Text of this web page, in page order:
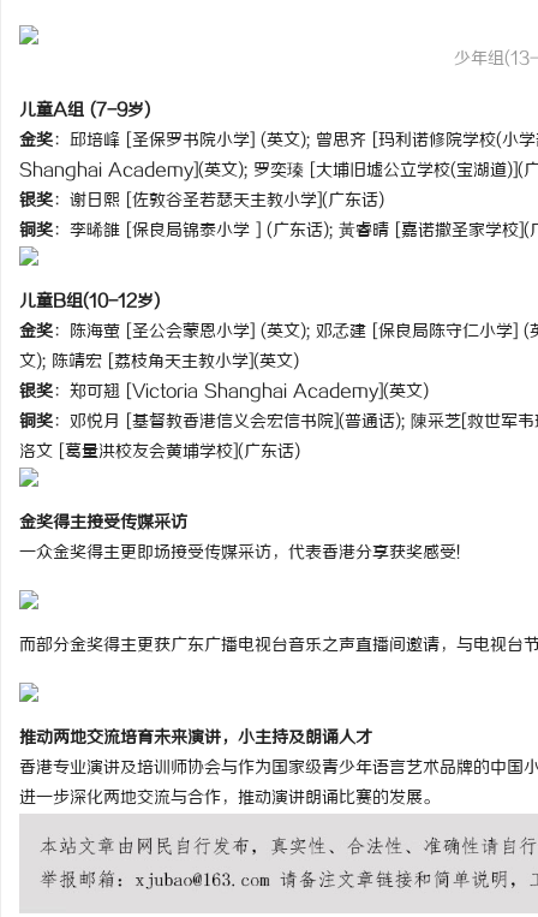
少年组
儿童A组 (7-9岁)
金奖：邱培峰 [圣保罗书院小学] (英文); 曾思齐 [玛利诺修院学校(
Shanghai Academy](英文); 罗奕瑧 [大埔旧墟公立学校(宝湖道)](
银奖：谢日熙 [佐敦谷圣若瑟天主教小学](广东话)
铜奖：李晞雒 [保良局锦泰小学 ] (广东话); 黃睿晴 [嘉诺撒圣家学校](
儿童B组(10-12岁)
金奖：陈海萤 [圣公会蒙恩小学] (英文); 邓孞建 [保良局陈守仁小学]
文); 陈靖宏 [荔枝角天主教小学](英文)
银奖：郑可翘 [Victoria Shanghai Academy](英文)
铜奖：邓悦月 [基督教香港信义会宏信书院](普通话); 陳采芝[救世军
洛文 [葛量洪校友会黄埔学校](广东话)
金奖得主接受传媒采访
一众金奖得主更即场接受传媒采访，代表香港分享获奖感受!
而部分金奖得主更获广东广播电视台音乐之声直播间邀请，与电视台
推动两地交流培育未来演讲，小主持及朗诵人才
香港专业演讲及培训师协会与作为国家级青少年语言艺术品牌的中
进一步深化两地交流与合作，推动演讲朗诵比赛的发展。
解析